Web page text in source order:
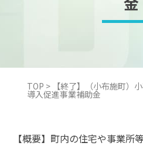
TOP > 【終了】（小布施町）
導入促進事業補助金
【概要】町内の住宅や事業所